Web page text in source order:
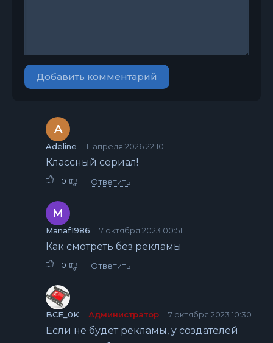
Добавить комментарий
A
Adeline 11 апреля 2026 22:10
Классный сериал!
0 Ответить
M
Manaf1986 7 октября 2023 00:51
Как смотреть без рекламы
0 Ответить
BCE_0K Администратор 7 октября 2023 10:30
Если не будет рекламы, у создателей